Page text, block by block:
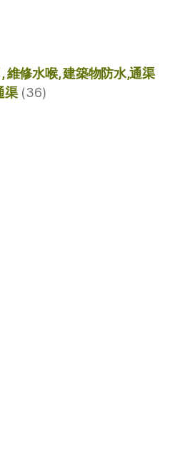
維修水喉, 建築物防水,通渠
渠(36)